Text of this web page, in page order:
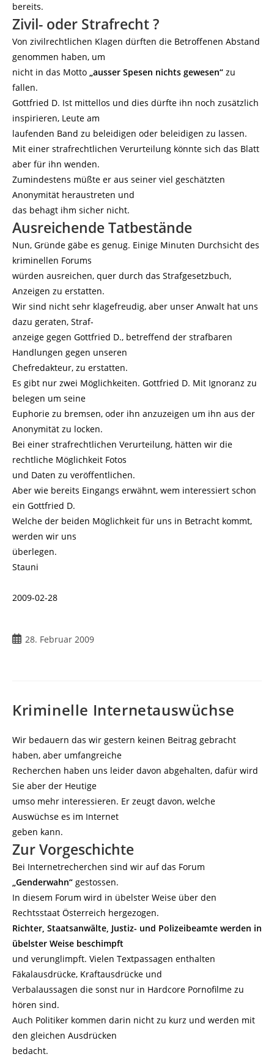
bereits.
Zivil- oder Strafrecht ?
Von zivilrechtlichen Klagen dürften die Betroffenen Abstand
genommen haben, um
nicht in das Motto „ausser Spesen nichts gewesen“ zu
fallen.
Gottfried D. Ist mittellos und dies dürfte ihn noch zusätzlich
inspirieren, Leute am
laufenden Band zu beleidigen oder beleidigen zu lassen.
Mit einer strafrechtlichen Verurteilung könnte sich das Blatt
aber für ihn wenden.
Zumindestens müßte er aus seiner viel geschätzten
Anonymität heraustreten und
das behagt ihm sicher nicht.
Ausreichende Tatbestände
Nun, Gründe gäbe es genug. Einige Minuten Durchsicht des
kriminellen Forums
würden ausreichen, quer durch das Strafgesetzbuch,
Anzeigen zu erstatten.
Wir sind nicht sehr klagefreudig, aber unser Anwalt hat uns
dazu geraten, Straf-
anzeige gegen Gottfried D., betreffend der strafbaren
Handlungen gegen unseren
Chefredakteur, zu erstatten.
Es gibt nur zwei Möglichkeiten. Gottfried D. Mit Ignoranz zu
belegen um seine
Euphorie zu bremsen, oder ihn anzuzeigen um ihn aus der
Anonymität zu locken.
Bei einer strafrechtlichen Verurteilung, hätten wir die
rechtliche Möglichkeit Fotos
und Daten zu veröffentlichen.
Aber wie bereits Eingangs erwähnt, wem interessiert schon
ein Gottfried D.
Welche der beiden Möglichkeit für uns in Betracht kommt,
werden wir uns
überlegen.
Stauni
2009-02-28
Beitrag
28. Februar 2009
Kriminelle Internetauswüchse
Wir bedauern das wir gestern keinen Beitrag gebracht
haben, aber umfangreiche
Recherchen haben uns leider davon abgehalten, dafür wird
Sie aber der Heutige
umso mehr interessieren. Er zeugt davon, welche
Auswüchse es im Internet
geben kann.
Zur Vorgeschichte
Bei Internetrecherchen sind wir auf das Forum
„Genderwahn“ gestossen.
In diesem Forum wird in übelster Weise über den
Rechtsstaat Österreich hergezogen.
Richter, Staatsanwälte, Justiz- und Polizeibeamte werden in
übelster Weise beschimpft
und verunglimpft. Vielen Textpassagen enthalten
Fäkalausdrücke, Kraftausdrücke und
Verbalaussagen die sonst nur in Hardcore Pornofilme zu
hören sind.
Auch Politiker kommen darin nicht zu kurz und werden mit
den gleichen Ausdrücken
bedacht.